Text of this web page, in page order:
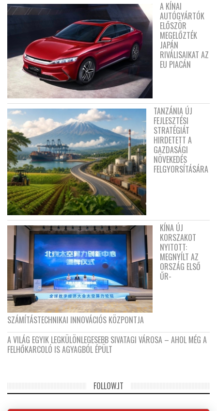
A KÍNAI
AUTÓGYÁRTÓK
ELŐSZÖR
MEGELŐZTÉK
JAPÁN
RIVÁLISAIKAT AZ
EU PIACÁN
TANZÁNIA ÚJ
FEJLESZTÉSI
STRATÉGIÁT
HIRDETETT A
GAZDASÁGI
NÖVEKEDÉS
FELGYORSÍTÁSÁRA
KÍNA ÚJ
KORSZAKOT
NYITOTT:
MEGNYÍLT AZ
ORSZÁG ELSŐ
ŰR-
SZÁMÍTÁSTECHNIKAI INNOVÁCIÓS KÖZPONTJA
A VILÁG EGYIK LEGKÜLÖNLEGESEBB SIVATAGI VÁROSA – AHOL MÉG A
FELHŐKARCOLÓ IS AGYAGBÓL ÉPÜLT
FOLLOW.IT